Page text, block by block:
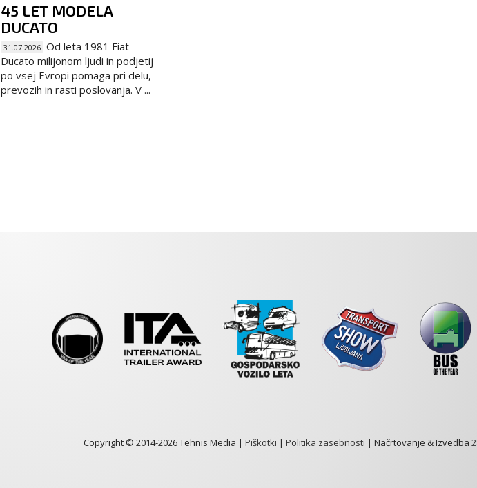
45 LET MODELA
DUCATO
31.07.2026 Od leta 1981 Fiat
Ducato milijonom ljudi in podjetij
po vsej Evropi pomaga pri delu,
prevozih in rasti poslovanja. V ...
Copyright © 2014-2026 Tehnis Media | Piškotki | Politika zasebnosti | Načrtovanje & Izvedba